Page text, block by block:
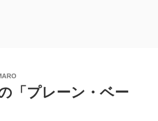
「プレーン・ベー